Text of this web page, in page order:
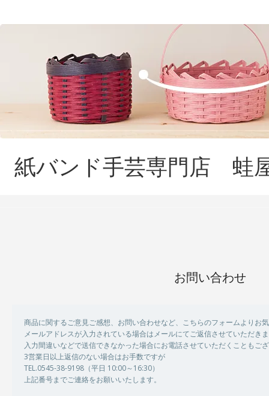
紙バンド手芸専門店 蛙
お問い合わせ
商品に関するご意見ご感想、お問い合わせなど、こちらのフォームよりお
メールアドレスが入力されている場合はメールにてご返信させていただき
入力間違いなどで送信できなかった場合にお電話させていただくこともご
3営業日以上返信のない場合はお手数ですが
TEL.0545-38-9198（平日 10:00～16:30）
上記番号までご連絡をお願いいたします。